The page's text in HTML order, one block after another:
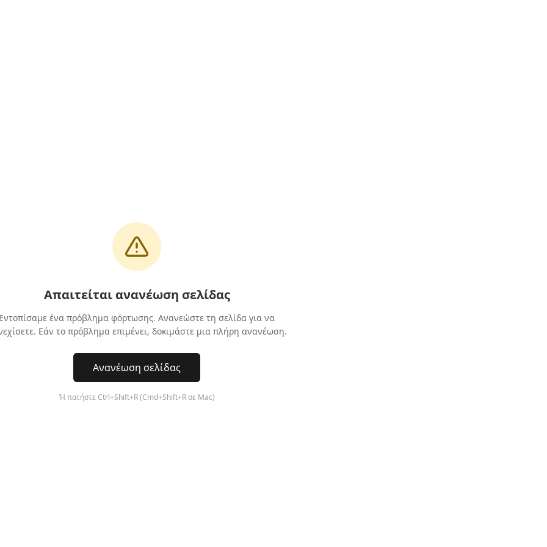
Απαιτείται ανανέωση σελίδας
ένα πρόβλημα φόρτωσης. Ανανεώστε τη σελίδα για να
Εάν το πρόβλημα επιμένει, δοκιμάστε μια πλήρη ανανέωση.
Ανανέωση σελίδας
Ή πατήστε Ctrl+Shift+R (Cmd+Shift+R σε Mac)